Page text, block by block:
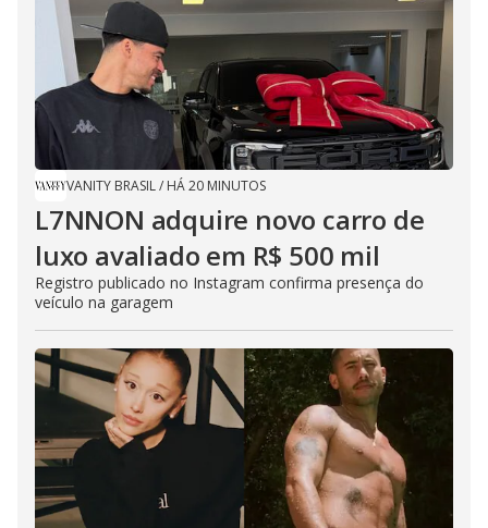
VANITY BRASIL/ HÁ 20 MINUTOS
L7NNON adquire novo carro de
luxo avaliado em R$ 500 mil
Registro publicado no Instagram confirma presença do
veículo na garagem